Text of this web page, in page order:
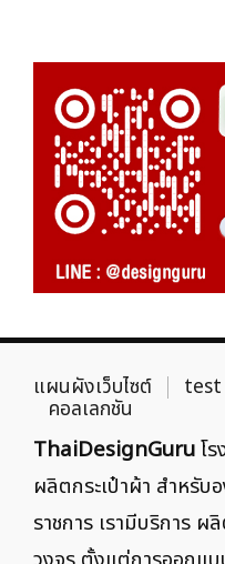
แผนผังเว็บไซต์ test
คอลเลกชัน
ThaiDesignGuruโ
ผลิตกระเป๋าผ้า สำหรั
ราชการ เรามีบริการ ผ